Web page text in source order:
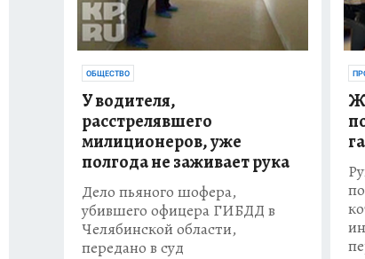
ОБЩЕСТВО
У водителя,
расстрелявшего
милиционеров, уже
полгода не заживает рука
Дело пьяного шофера,
убившего офицера ГИБДД в
Челябинской области,
передано в суд